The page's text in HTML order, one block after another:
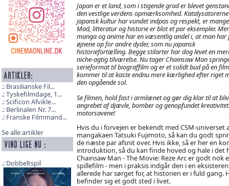
Brasilianske Fil...
Tyskefilmdage, 1...
Scificon Afvikle...
Berlinalen Nr. 7...
Franske Filmmand...
Se alle artikler
Dobbeltspil
Japan er et land, som i stigende grad er blevet
den vestlige verdens opmærksomhed.
japansk kultur har vundet indpas og respekt, er
Mad, litteratur og historie er blot et par eksempler.
manga og anime har en væsentlig andel i, at man har
øjnene op for andre dyder, som nu japansk
historiefortælling. Begge stilarter har dog levet en
niche-agtig tilværelse. Nu tager Chainsaw Man
serieformat til biograffilm og er et solidt bud på en
kommer til at kaste endnu mere kærlighed efter riget
den opgående sol.
Se filmen, hold fast i armlænet og gør dig klar til at
angrebet af djævle, bomber og genopfundet
motorsavene!
Hvis du i forvejen er bekendt med CSM-universet
mangakaen Tatsuki Fujimoto, så kan du godt
de næste par afsnit over. Hvis ikke, så er her en
introduktion, så du kan finde hoved og hale i det
Chainsaw Man - The Movie: Reze Arc er godt nok
spillefilm - men i praksis indgår den i en
allerede har sørget for, at historien er i fuld
befinder sig et godt sted i livet.